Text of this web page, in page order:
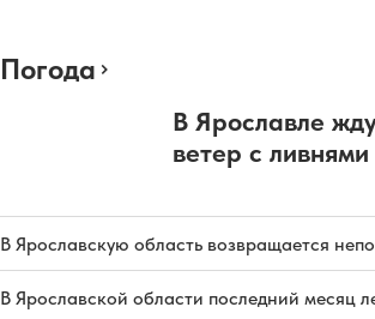
Погода
В Ярославле
ветер с
В Ярославскую область возвращается
В Ярославской области последний месяц